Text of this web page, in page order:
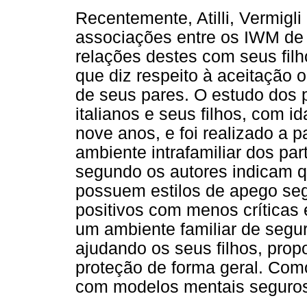
Recentemente, Atilli,
associações entre os IWM
relações destes com seus
que diz respeito à aceitação
de seus pares. O estudo dos
italianos e seus filhos, com
nove anos, e foi realizado a
ambiente intrafamiliar dos
segundo os autores indicam
possuem estilos de apego
positivos com menos críticas
um ambiente familiar de
ajudando os seus filhos,
proteção de forma geral.
com modelos mentais